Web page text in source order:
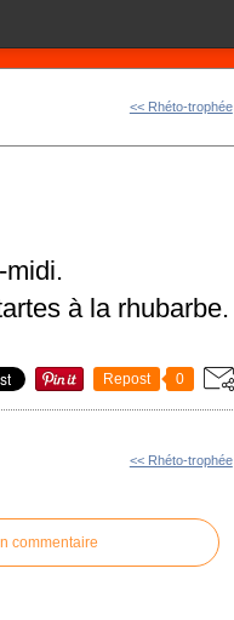
<< Rhéto-trophée
midi.
à la rhubarbe.
Repost 0
<< Rhéto-trophée
commentaire